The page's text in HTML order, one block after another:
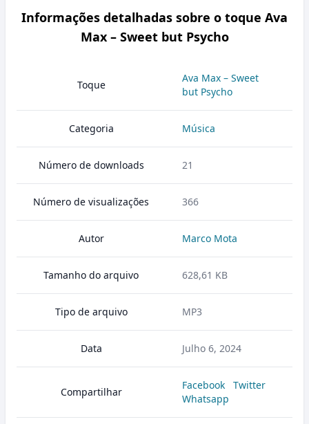
Informações detalhadas sobre o toque Ava
Max – Sweet but Psycho
Toque
Ava Max – Sweet
but Psycho
Categoria Música
Número de downloads 21
Número de visualizações 366
Autor Marco Mota
Tamanho do arquivo 628,61 KB
Tipo de arquivo MP3
Data Julho 6, 2024
Compartilhar
Facebook
Twitter
Whatsapp